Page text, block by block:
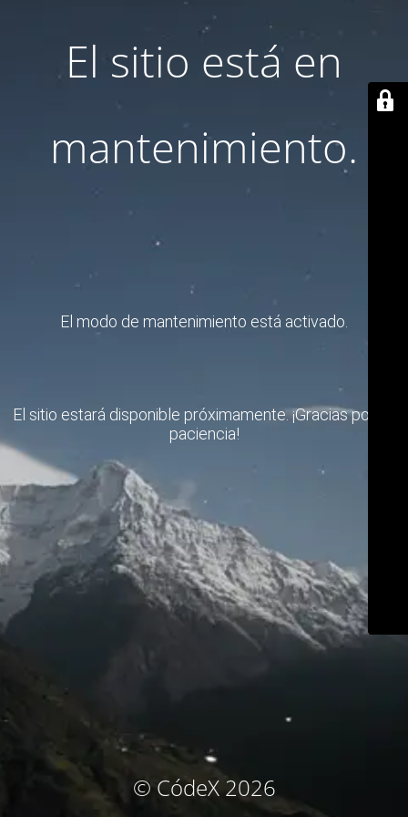
El sitio está en
mantenimiento.
El modo de mantenimiento está activado.
El sitio estará disponible próximamente. ¡Gracias por su
paciencia!
© CódeX 2026